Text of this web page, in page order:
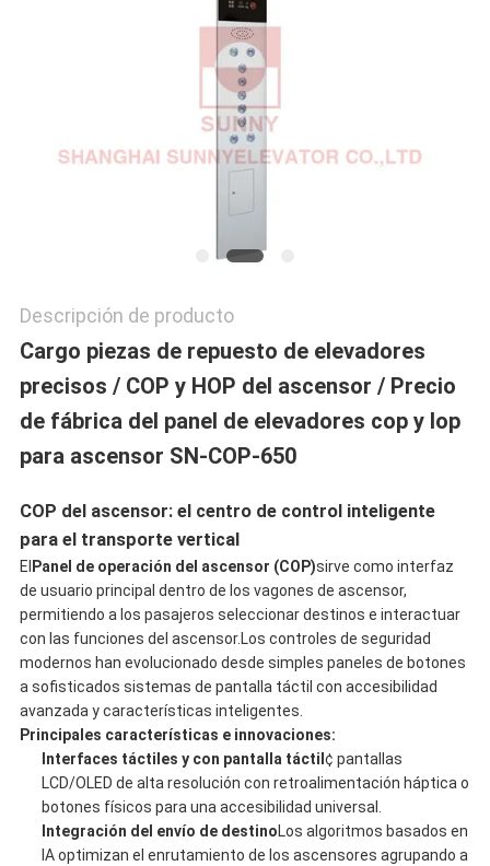
POLICY
Descripción de producto
Cargo piezas de repuesto de elevadores
precisos / COP y HOP del ascensor / Precio
de fábrica del panel de elevadores cop y lop
para ascensor SN-COP-650
COP del ascensor: el centro de control inteligente
para el transporte vertical
El Panel de operación del ascensor (COP)sirve como interfaz
de usuario principal dentro de los vagones de ascensor,
permitiendo a los pasajeros seleccionar destinos e interactuar
con las funciones del ascensor.Los controles de seguridad
modernos han evolucionado desde simples paneles de botones
a sofisticados sistemas de pantalla táctil con accesibilidad
avanzada y características inteligentes.
Principales características e innovaciones:
Interfaces táctiles y con pantalla táctil ¢ pantallas
LCD/OLED de alta resolución con retroalimentación háptica o
botones físicos para una accesibilidad universal.
Integración del envío de destinoLos algoritmos basados en
IA optimizan el enrutamiento de los ascensores agrupando a